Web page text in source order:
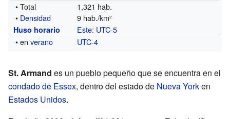
• Total
1,321 hab.
• Densidad 9 hab./km²
Huso horario Este: UTC-5
• enverano UTC-4
St. Armand es un pueblo pequeño que se encuentra en el
condado de Essex, dentro del estado de Nueva Yorken
Estados Unidos.